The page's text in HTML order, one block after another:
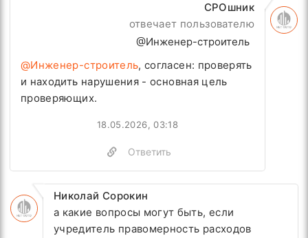
СРОшник
отвечает пользователю
@Инженер-строитель
@Инженер-строитель, согласен: проверять
и находить нарушения - основная цель
проверяющих.
Ответить
18.05.2026, 03:18
Николай Сорокин
а какие вопросы могут быть, если
учредитель правомерность расходов